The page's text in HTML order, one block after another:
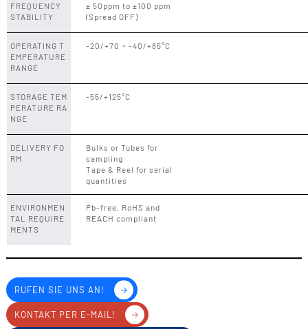
FREQUENCY
STABILITY
± 50ppm to ±100 ppm
(Spread OFF)
OPERATING T
EMPERATURE
RANGE
-20/+70 ~ -40/+85°C
STORAGE TEM
PERATURE RA
NGE
-55/+125°C
DELIVERY FO
RM
Bulks or Tubes for
sampling
Tape & Reel for serial
quantities
ENVIRONMEN
TAL REQUIRE
MENTS
Pb-free, RoHS and
REACH compliant
RUFEN SIE UNS AN!
KONTAKT PER E-MAIL!